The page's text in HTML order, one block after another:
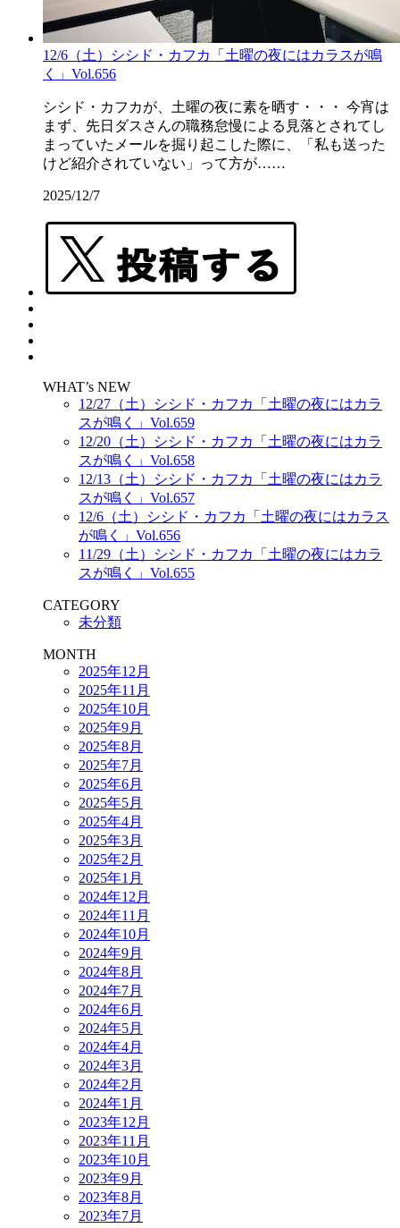
12/6（土）シシド・カフカ「土曜の夜にはカラスが鳴
く」Vol.656
シシド・カフカが、土曜の夜に素を晒す・・・ 今宵は
まず、先日ダスさんの職務怠慢による見落とされてし
まっていたメールを掘り起こした際に、「私も送った
けど紹介されていない」って方が……
2025/12/7
WHAT’s NEW
12/27（土）シシド・カフカ「土曜の夜にはカラ
スが鳴く」Vol.659
12/20（土）シシド・カフカ「土曜の夜にはカラ
スが鳴く」Vol.658
12/13（土）シシド・カフカ「土曜の夜にはカラ
スが鳴く」Vol.657
12/6（土）シシド・カフカ「土曜の夜にはカラス
が鳴く」Vol.656
11/29（土）シシド・カフカ「土曜の夜にはカラ
スが鳴く」Vol.655
CATEGORY
未分類
MONTH
2025年12月
2025年11月
2025年10月
2025年9月
2025年8月
2025年7月
2025年6月
2025年5月
2025年4月
2025年3月
2025年2月
2025年1月
2024年12月
2024年11月
2024年10月
2024年9月
2024年8月
2024年7月
2024年6月
2024年5月
2024年4月
2024年3月
2024年2月
2024年1月
2023年12月
2023年11月
2023年10月
2023年9月
2023年8月
2023年7月